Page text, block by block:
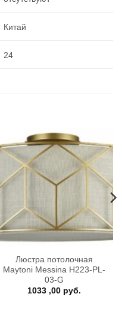
Китай
24
Люстра потолочная
Maytoni Messina H223-PL-
03-G
1033 ,00 руб.